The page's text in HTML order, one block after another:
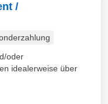
/
oder
idealerweise über